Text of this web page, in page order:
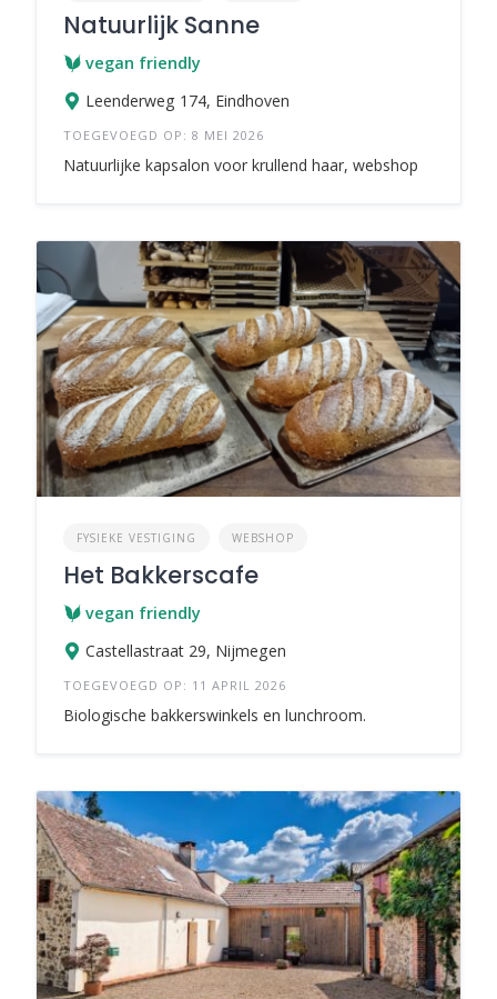
Natuurlijk Sanne
vegan friendly
Leenderweg 174, Eindhoven
TOEGEVOEGD OP: 8 MEI 2026
Natuurlijke kapsalon voor krullend haar, webshop
FYSIEKE VESTIGING WEBSHOP
Het Bakkerscafe
vegan friendly
Castellastraat 29, Nijmegen
TOEGEVOEGD OP: 11 APRIL 2026
Biologische bakkerswinkels en lunchroom.